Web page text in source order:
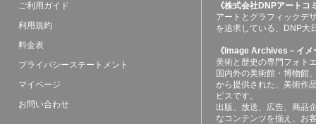
ご利用ガイド
利用規約
料金表
プライバシーステートメント
マイページ
お問い合わせ
《株式会社DNPアート
アートとグラフィックデ
を追求している、DNP大
《Image Archives－イ
美術と歴史の専門フォト
国内外の美術館・博物館
から提供された、美術作
ビスです。
出版、放送、広告、商品
なコンテンツを揃え、お